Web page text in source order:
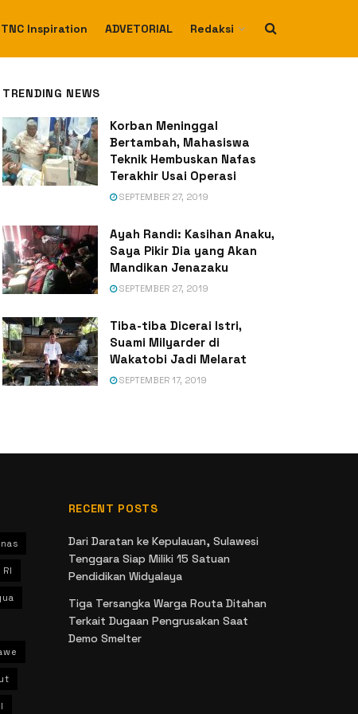
TNC Inspiration ADVETORIAL Redaksi
TRENDING NEWS
Korban Meninggal
Bertambah, Mahasiswa
Teknik Hembuskan Nafas
Terakhir Usai Operasi
SEPTEMBER 27, 2019
Ayah Randi: Kasihan Anaku,
Saya Pikir Dia yang Akan
Mandikan Jenazaku
SEPTEMBER 27, 2019
Tiba-tiba Dicerai Istri,
Suami Milyarder di
Wakatobi Jadi Melarat
SEPTEMBER 17, 2019
RI
RECENT POSTS
Dari Daratan ke Kepulauan, Sulawesi
Tenggara Siap Miliki 15 Satuan
Pendidikan Widyalaya
Tiga Tersangka Warga Routa Ditahan
Terkait Dugaan Pengrusakan Saat
Demo Smelter